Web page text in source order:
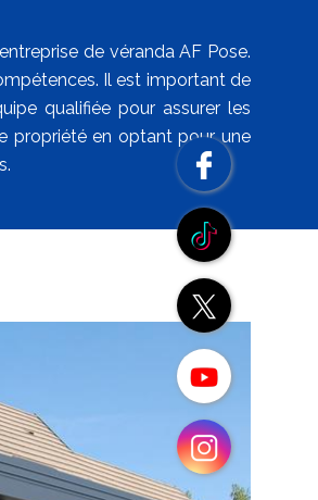
de véranda AF Pose.
Il est important de
qualifiée pour assurer les
propriété en optant pour une